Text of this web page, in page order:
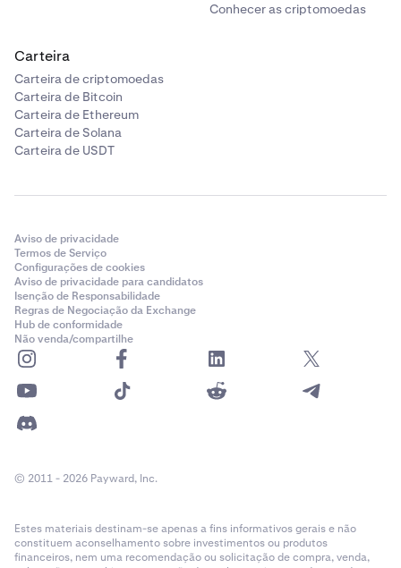
Conhecer as criptomoedas
Carteira
Carteira de criptomoedas
Carteira de Bitcoin
Carteira de Ethereum
Carteira de Solana
Carteira de USDT
Aviso de privacidade
Termos de Serviço
Configurações de cookies
Aviso de privacidade para candidatos
Isenção de Responsabilidade
Regras de Negociação da Exchange
Hub de conformidade
Não venda/compartilhe
© 2011 - 2026 Payward, Inc.
Estes materiais destinam-se apenas a fins informativos gerais e não
constituem aconselhamento sobre investimentos ou produtos
financeiros, nem uma recomendação ou solicitação de compra, venda,